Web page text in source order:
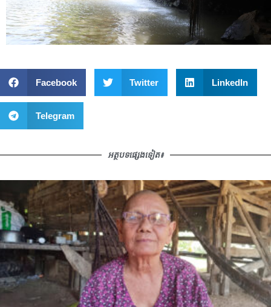
Facebook Twitter LinkedIn
Telegram
អត្ថបទផ្សេងទៀត៖